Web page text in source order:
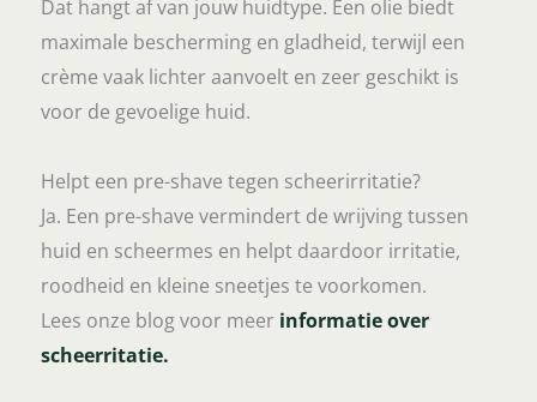
Dat hangt af van jouw huidtype. Een olie biedt
maximale bescherming en gladheid, terwijl een
crème vaak lichter aanvoelt en zeer geschikt is
voor de gevoelige huid.
Helpt een pre-shave tegen scheerirritatie?
Ja. Een pre-shave vermindert de wrijving tussen
huid en scheermes en helpt daardoor irritatie,
roodheid en kleine sneetjes te voorkomen.
Lees onze blog voor meer informatie over
scheerritatie.